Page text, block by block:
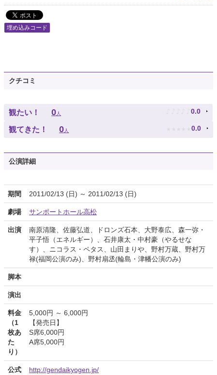
埋め込みコード
クチコミ
観たい！ 0人 ♪ ♪ ♪ ♪ ♪ 0.0
観てきた！ 0人 ★ ★ ★ ★ ★ 0.0
公演詳細
期間 2011/02/13 (日) ～ 2011/02/13 (日)
劇場 サンポートホール高松
出演
南原清隆、佐藤弘道、ドロンズ石本、大野泰広、森一弥・
平子悟（エネルギー）、石井康太・中村豪（やるせな
す）、ニコラス・ペタス、山田まりや、野村万蔵、野村万
禄(福岡公演のみ)、野村扇丞(輪島・津幡公演のみ)
脚本
演出
料金
（1
枚あ
た
り）
5,000円 ～ 6,000円
【発売日】
S席6,000円
A席5,000円
公式
http://gendaikyogen.jp/